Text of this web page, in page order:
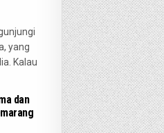
yang
Kalau
dan